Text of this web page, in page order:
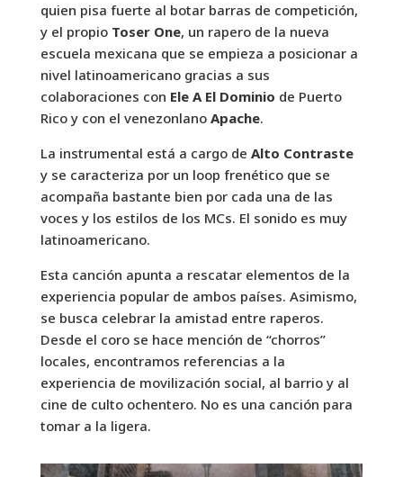
quien pisa fuerte al botar barras de competición,
y el propio Toser One, un rapero de la nueva
escuela mexicana que se empieza a posicionar a
nivel latinoamericano gracias a sus
colaboraciones con Ele A El Dominio de Puerto
Rico y con el venezonlano Apache.
La instrumental está a cargo de Alto Contraste
y se caracteriza por un loop frenético que se
acompaña bastante bien por cada una de las
voces y los estilos de los MCs. El sonido es muy
latinoamericano.
Esta canción apunta a rescatar elementos de la
experiencia popular de ambos países. Asimismo,
se busca celebrar la amistad entre raperos.
Desde el coro se hace mención de “chorros”
locales, encontramos referencias a la
experiencia de movilización social, al barrio y al
cine de culto ochentero. No es una canción para
tomar a la ligera.